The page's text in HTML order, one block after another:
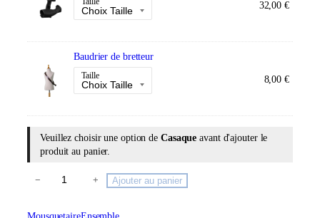
32,00€
Baudrier de bretteur
Taille 8,00€
Veuillez choisir une option de Casaque avant d'ajouter le
produit au panier.
− + Ajouter au panier